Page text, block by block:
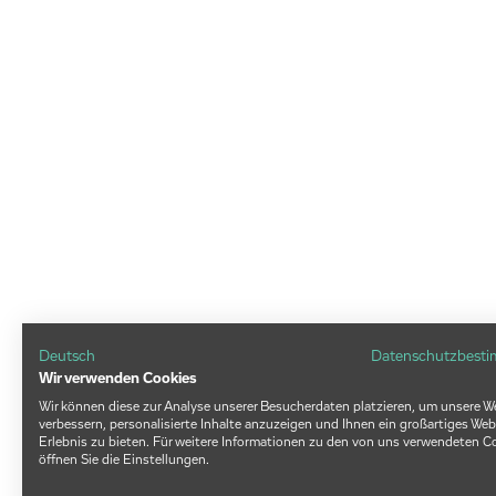
Deutsch
Wir verwenden Cookies
Wir können diese zur Analyse unserer Besucherdaten platzieren, um unsere
verbessern, personalisierte Inhalte anzuzeigen und Ihnen ein großartiges
Erlebnis zu bieten. Für weitere Informationen zu den von uns verwendeten
öffnen Sie die Einstellungen.